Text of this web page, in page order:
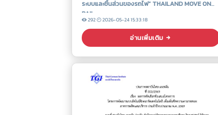
ระบบและชิ้นส่วนของรถไฟ” THAILAND MOVE ON
RAIL
292 2026-05-24 15:33:18
อ่านเพิ่มเติม